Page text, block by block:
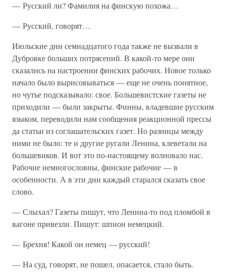
— Русский ли? Фамилия на финскую похожа…
— Русский, говорят…
Июльские дни семнадцатого года также не вызвали в
Дубровке больших потрясений. В какой-то мере они
сказались на настроении финских рабочих. Новое только
начало было вырисовываться — еще не очень понятное,
но чутье подсказывало: свое. Большевистские газеты не
приходили — были закрыты. Финны, владевшие русским
языком, переводили нам сообщения реакционной прессы
да статьи из соглашательских газет. Но разницы между
ними не было: те и другие ругали Ленина, клеветали на
большевиков. И вот это по-настоящему волновало нас.
Рабочие немногословны, финские рабочие — в
особенности. А в эти дни каждый старался сказать свое
слово.
— Слыхал? Газеты пишут, что Ленина-то под пломбой в
вагоне привезли. Пишут: шпион немецкий.
— Брехня! Какой он немец — русский!
— На суд, говорят, не пошел, опасается, стало быть.